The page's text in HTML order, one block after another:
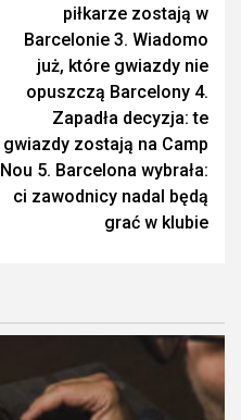
piłkarze zostają w
Barcelonie 3. Wiadomo
już, które gwiazdy nie
opuszczą Barcelony 4.
Zapadła decyzja: te
gwiazdy zostają na Camp
Nou 5. Barcelona wybrała:
ci zawodnicy nadal będą
grać w klubie